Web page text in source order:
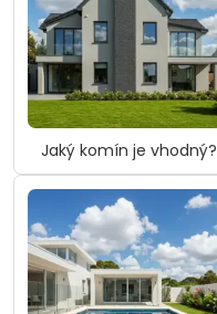
Jaký komín je vhodný?